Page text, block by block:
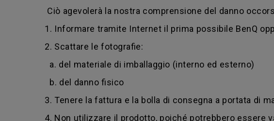
Ciò agevolerà la nostra comprensione del danno
1. Informare tramite Internet il prima possibile BenQ
2. Scattare le fotografie:
a. del materiale di imballaggio (interno ed esterno)
b. del danno fisico
3. Tenere la fattura e la bolla di consegna a portata di
4. Non utilizzare il prodotto, poiché potrebbero essere